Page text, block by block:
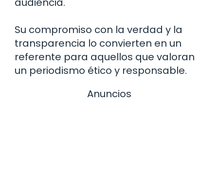
Su compromiso con la verdad y la
transparencia lo convierten en un
referente para aquellos que valoran
un periodismo ético y responsable.
Anuncios